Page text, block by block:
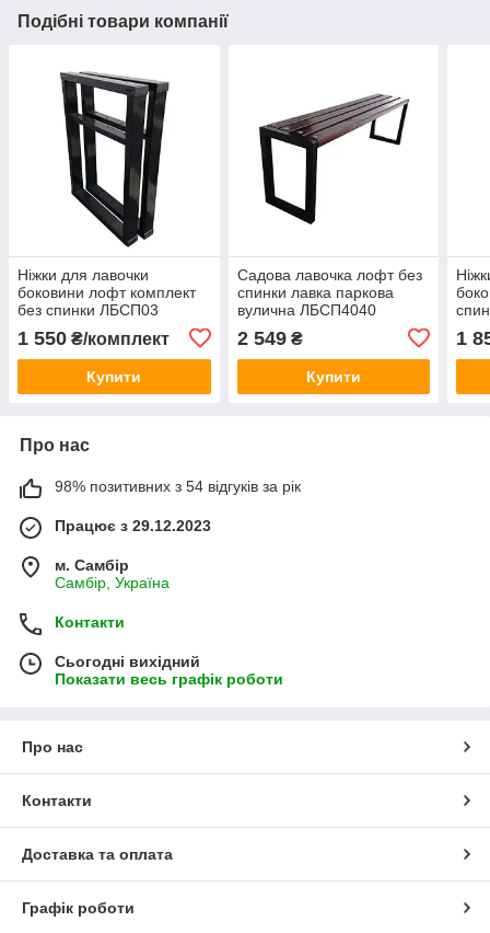
Подібні товари компанії
Ніжки для лавочки
боковини лофт комплект
без спинки ЛБСП03
1 550 ₴/комплект
Купити
Садова лавочка лофт без
спинки лавка паркова
вулична ЛБСП4040
2 549₴
Купити
1
Про нас
98% позитивних з 54 відгуків за рік
Працює з 29.12.2023
м. Самбір
Самбір, Україна
Контакти
Сьогодні вихідний
Показати весь графік роботи
Про нас
Контакти
Доставка та оплата
Графік роботи